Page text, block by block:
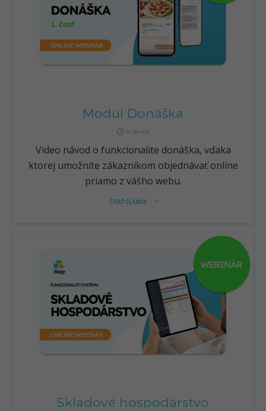
Modul Donáška
query_builder 29. júna 2026
Video návod o funkcionalite donáška, vďaka
ktorej umožníte zákazníkom objednávať online
priamo z vášho webu.
arrow_right_alt
ČÍTAŤ ČLÁNOK
Skladové hospodárstvo